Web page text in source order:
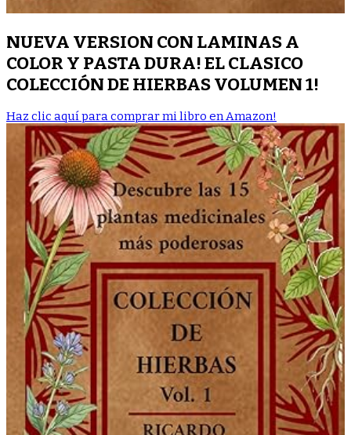
NUEVA VERSION CON LAMINAS A
COLOR Y PASTA DURA! EL CLASICO
COLECCIÓN DE HIERBAS VOLUMEN 1!
Haz clic aquí para comprar mi libro en Amazon!